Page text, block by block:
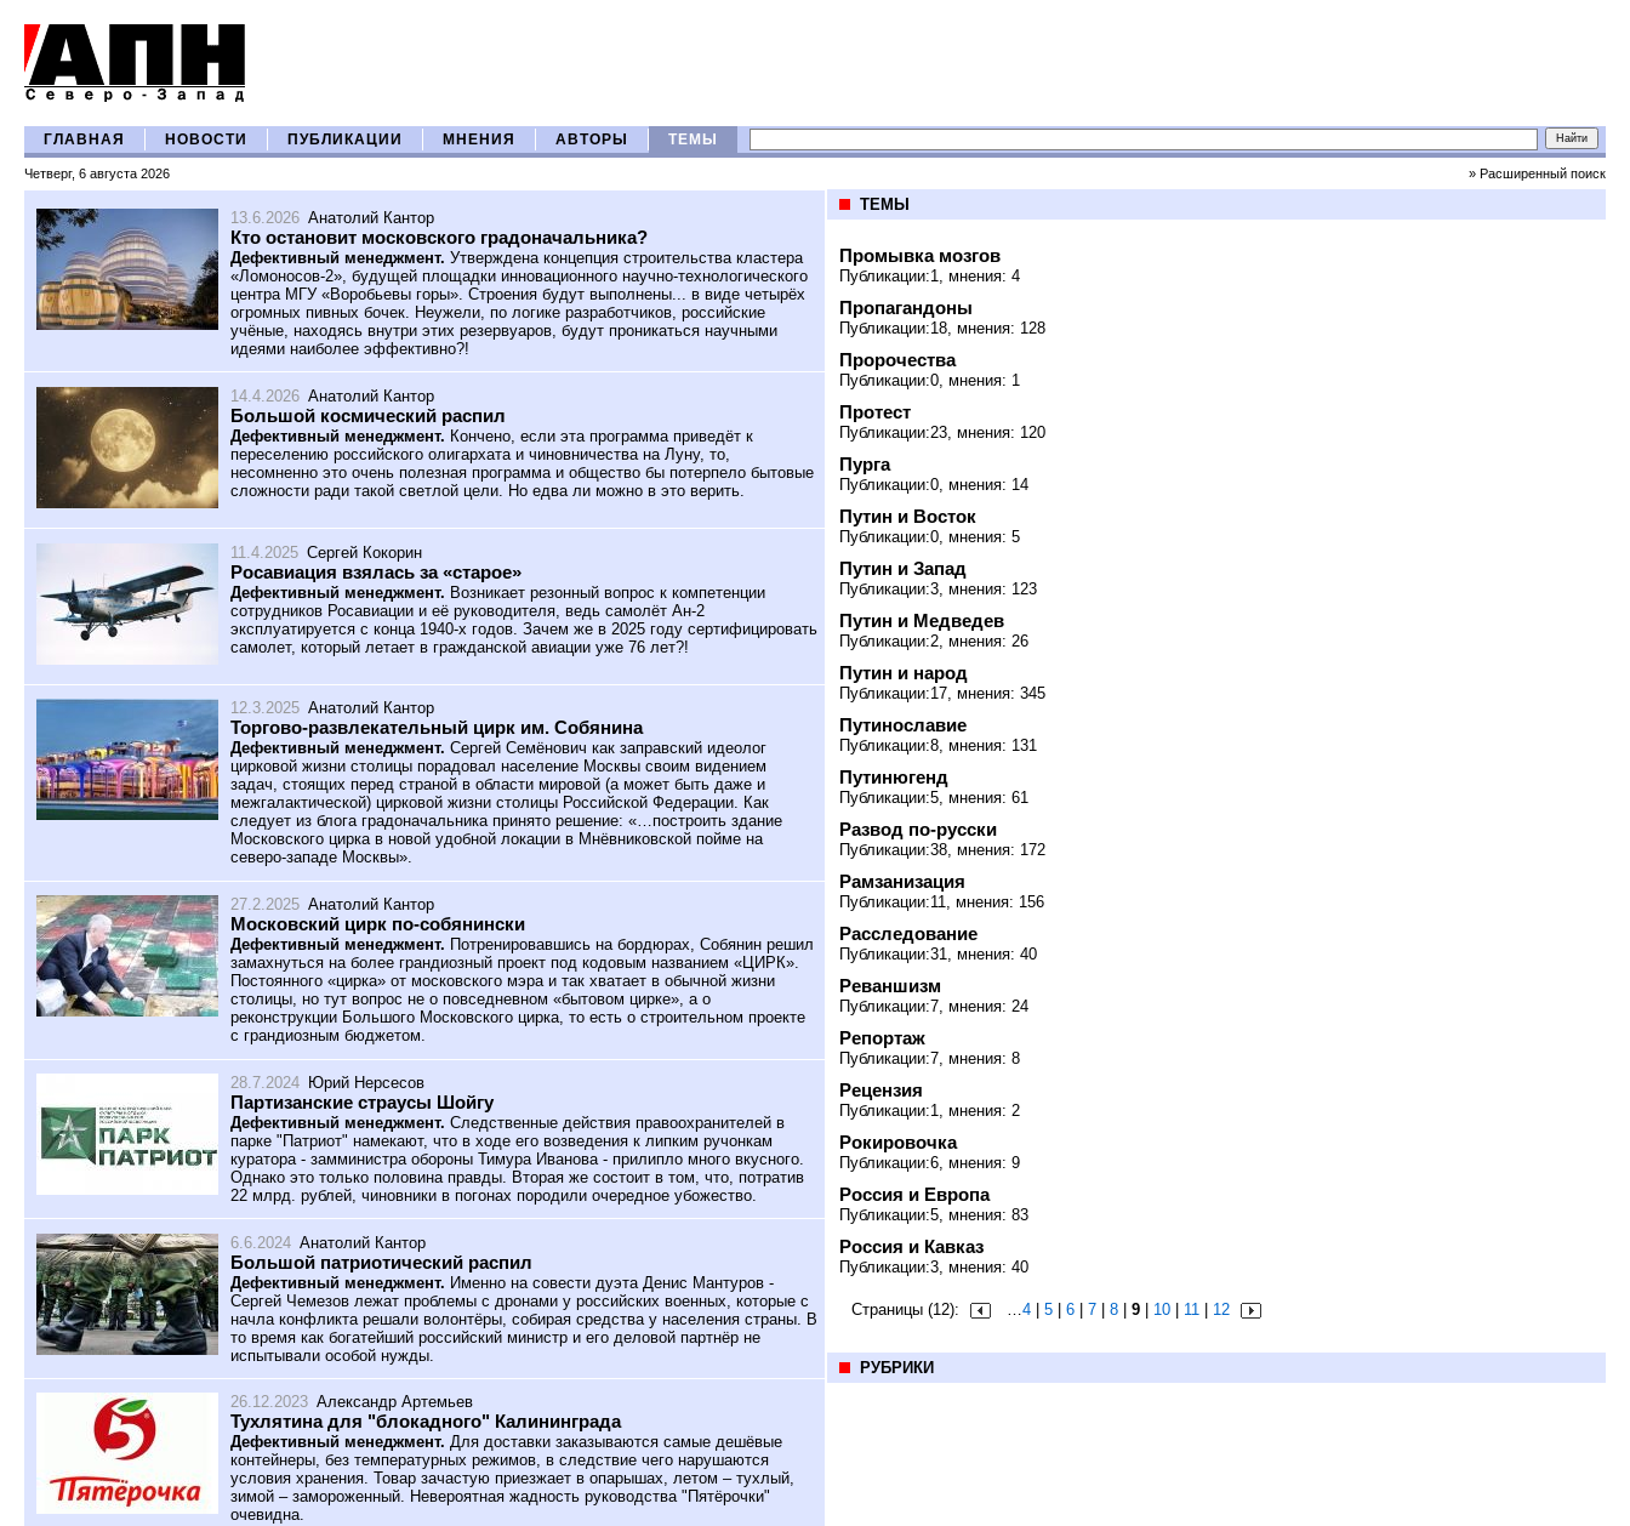
ГЛАВНАЯ НОВОСТИ ПУБЛИКАЦИИ МНЕНИЯ АВТОРЫ ТЕМЫ
Четверг, 6 августа 2026 » Расширенный поиск
13.6.2026 Анатолий Кантор
Кто остановит московского градоначальника?
Дефективный менеджмент. Утверждена концепция строительства кластера
«Ломоносов-2», будущей площадки инновационного научно-технологического
центра МГУ «Воробьевы горы». Строения будут выполнены... в виде четырёх
огромных пивных бочек. Неужели, по логике разработчиков, российские
учёные, находясь внутри этих резервуаров, будут проникаться научными
идеями наиболее эффективно?!
14.4.2026 Анатолий Кантор
Большой космический распил
Дефективный менеджмент. Кончено, если эта программа приведёт к
переселению российского олигархата и чиновничества на Луну, то,
несомненно это очень полезная программа и общество бы потерпело бытовые
сложности ради такой светлой цели. Но едва ли можно в это верить.
11.4.2025 Сергей Кокорин
Росавиация взялась за «старое»
Дефективный менеджмент. Возникает резонный вопрос к компетенции
сотрудников Росавиации и её руководителя, ведь самолёт Ан-2
эксплуатируется с конца 1940-х годов. Зачем же в 2025 году сертифицировать
самолет, который летает в гражданской авиации уже 76 лет?!
12.3.2025 Анатолий Кантор
Торгово-развлекательный цирк им. Собянина
Дефективный менеджмент. Сергей Семёнович как заправский идеолог
цирковой жизни столицы порадовал население Москвы своим видением
задач, стоящих перед страной в области мировой (а может быть даже и
межгалактической) цирковой жизни столицы Российской Федерации. Как
следует из блога градоначальника принято решение: «…построить здание
Московского цирка в новой удобной локации в Мнёвниковской пойме на
северо-западе Москвы».
27.2.2025 Анатолий Кантор
Московский цирк по-собянински
Дефективный менеджмент. Потренировавшись на бордюрах, Собянин решил
замахнуться на более грандиозный проект под кодовым названием «ЦИРК».
Постоянного «цирка» от московского мэра и так хватает в обычной жизни
столицы, но тут вопрос не о повседневном «бытовом цирке», а о
реконструкции Большого Московского цирка, то есть о строительном проекте
с грандиозным бюджетом.
28.7.2024 Юрий Нерсесов
Партизанские страусы Шойгу
Дефективный менеджмент. Следственные действия правоохранителей в
парке "Патриот" намекают, что в ходе его возведения к липким ручонкам
куратора - замминистра обороны Тимура Иванова - прилипло много вкусного.
Однако это только половина правды. Вторая же состоит в том, что, потратив
22 млрд. рублей, чиновники в погонах породили очередное убожество.
6.6.2024 Анатолий Кантор
Большой патриотический распил
Дефективный менеджмент. Именно на совести дуэта Денис Мантуров -
Сергей Чемезов лежат проблемы с дронами у российских военных, которые с
начла конфликта решали волонтёры, собирая средства у населения страны. В
то время как богатейший российский министр и его деловой партнёр не
испытывали особой нужды.
26.12.2023 Александр Артемьев
Тухлятина для "блокадного" Калининграда
Дефективный менеджмент. Для доставки заказываются самые дешёвые
контейнеры, без температурных режимов, в следствие чего нарушаются
условия хранения. Товар зачастую приезжает в опарышах, летом – тухлый,
зимой – замороженный. Невероятная жадность руководства "Пятёрочки"
очевидна.
ТЕМЫ
Промывка мозгов
Публикации:1, мнения: 4
Пропагандоны
Публикации:18, мнения: 128
Пророчества
Публикации:0, мнения: 1
Протест
Публикации:23, мнения: 120
Пурга
Публикации:0, мнения: 14
Путин и Восток
Публикации:0, мнения: 5
Путин и Запад
Публикации:3, мнения: 123
Путин и Медведев
Публикации:2, мнения: 26
Путин и народ
Публикации:17, мнения: 345
Путинославие
Публикации:8, мнения: 131
Путинюгенд
Публикации:5, мнения: 61
Развод по-русски
Публикации:38, мнения: 172
Рамзанизация
Публикации:11, мнения: 156
Расследование
Публикации:31, мнения: 40
Реваншизм
Публикации:7, мнения: 24
Репортаж
Публикации:7, мнения: 8
Рецензия
Публикации:1, мнения: 2
Рокировочка
Публикации:6, мнения: 9
Россия и Европа
Публикации:5, мнения: 83
Россия и Кавказ
Публикации:3, мнения: 40
Страницы (12): …4 5 6 7 8 9 10 11 12
РУБРИКИ